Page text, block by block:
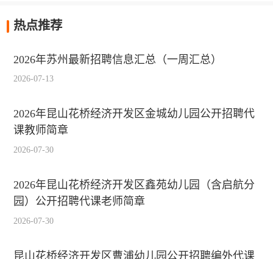
热点推荐
2026年苏州最新招聘信息汇总（一周汇总）
2026-07-13
2026年昆山花桥经济开发区金城幼儿园公开招聘代
课教师简章
2026-07-30
2026年昆山花桥经济开发区鑫苑幼儿园（含启航分
园）公开招聘代课老师简章
2026-07-30
昆山花桥经济开发区曹浦幼儿园公开招聘编外代课